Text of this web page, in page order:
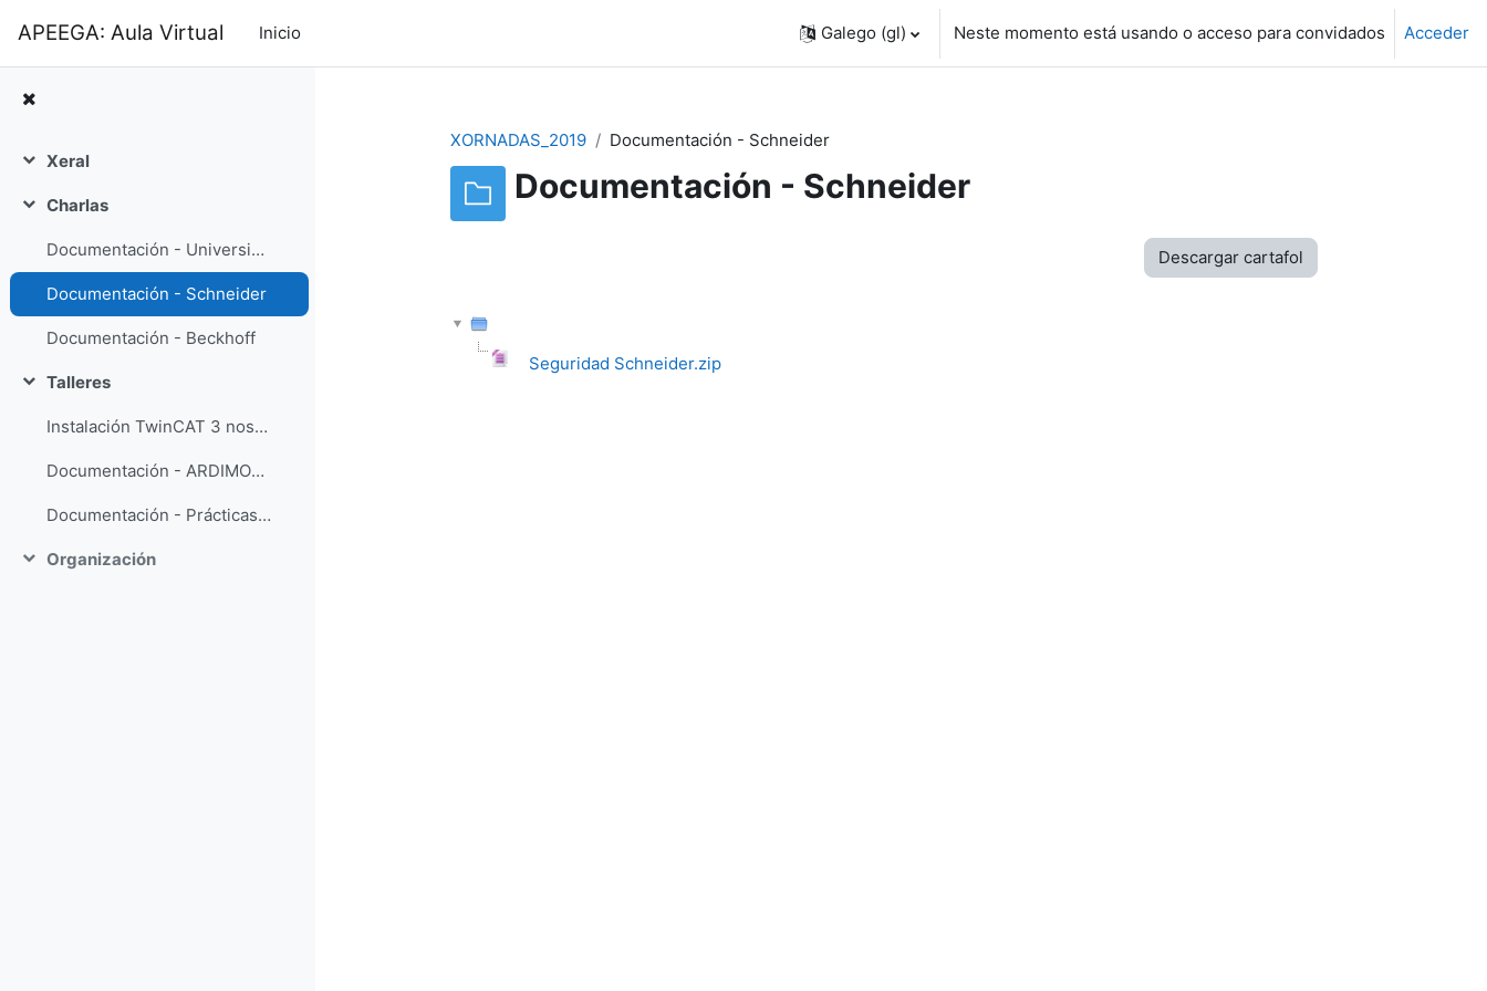
APEEGA: Aula Virtual Inicio Galego ‎(gl)‎ Neste momento está usando o acceso para convidados Acceder
Contraer
Xeral
Contraer
Charlas
Documentación - Universidade de Vigo
Documentación - Schneider
Documentación - Beckhoff
Contraer
Talleres
Instalación TwinCAT 3 nos vosos ordenadores
Documentación - ARDIMOTICA
Documentación - Prácticas Arduino
Contraer
Organización
XORNADAS_2019 Documentación - Schneider
Documentación - Schneider
Descargar cartafol
Seguridad Schneider.zip